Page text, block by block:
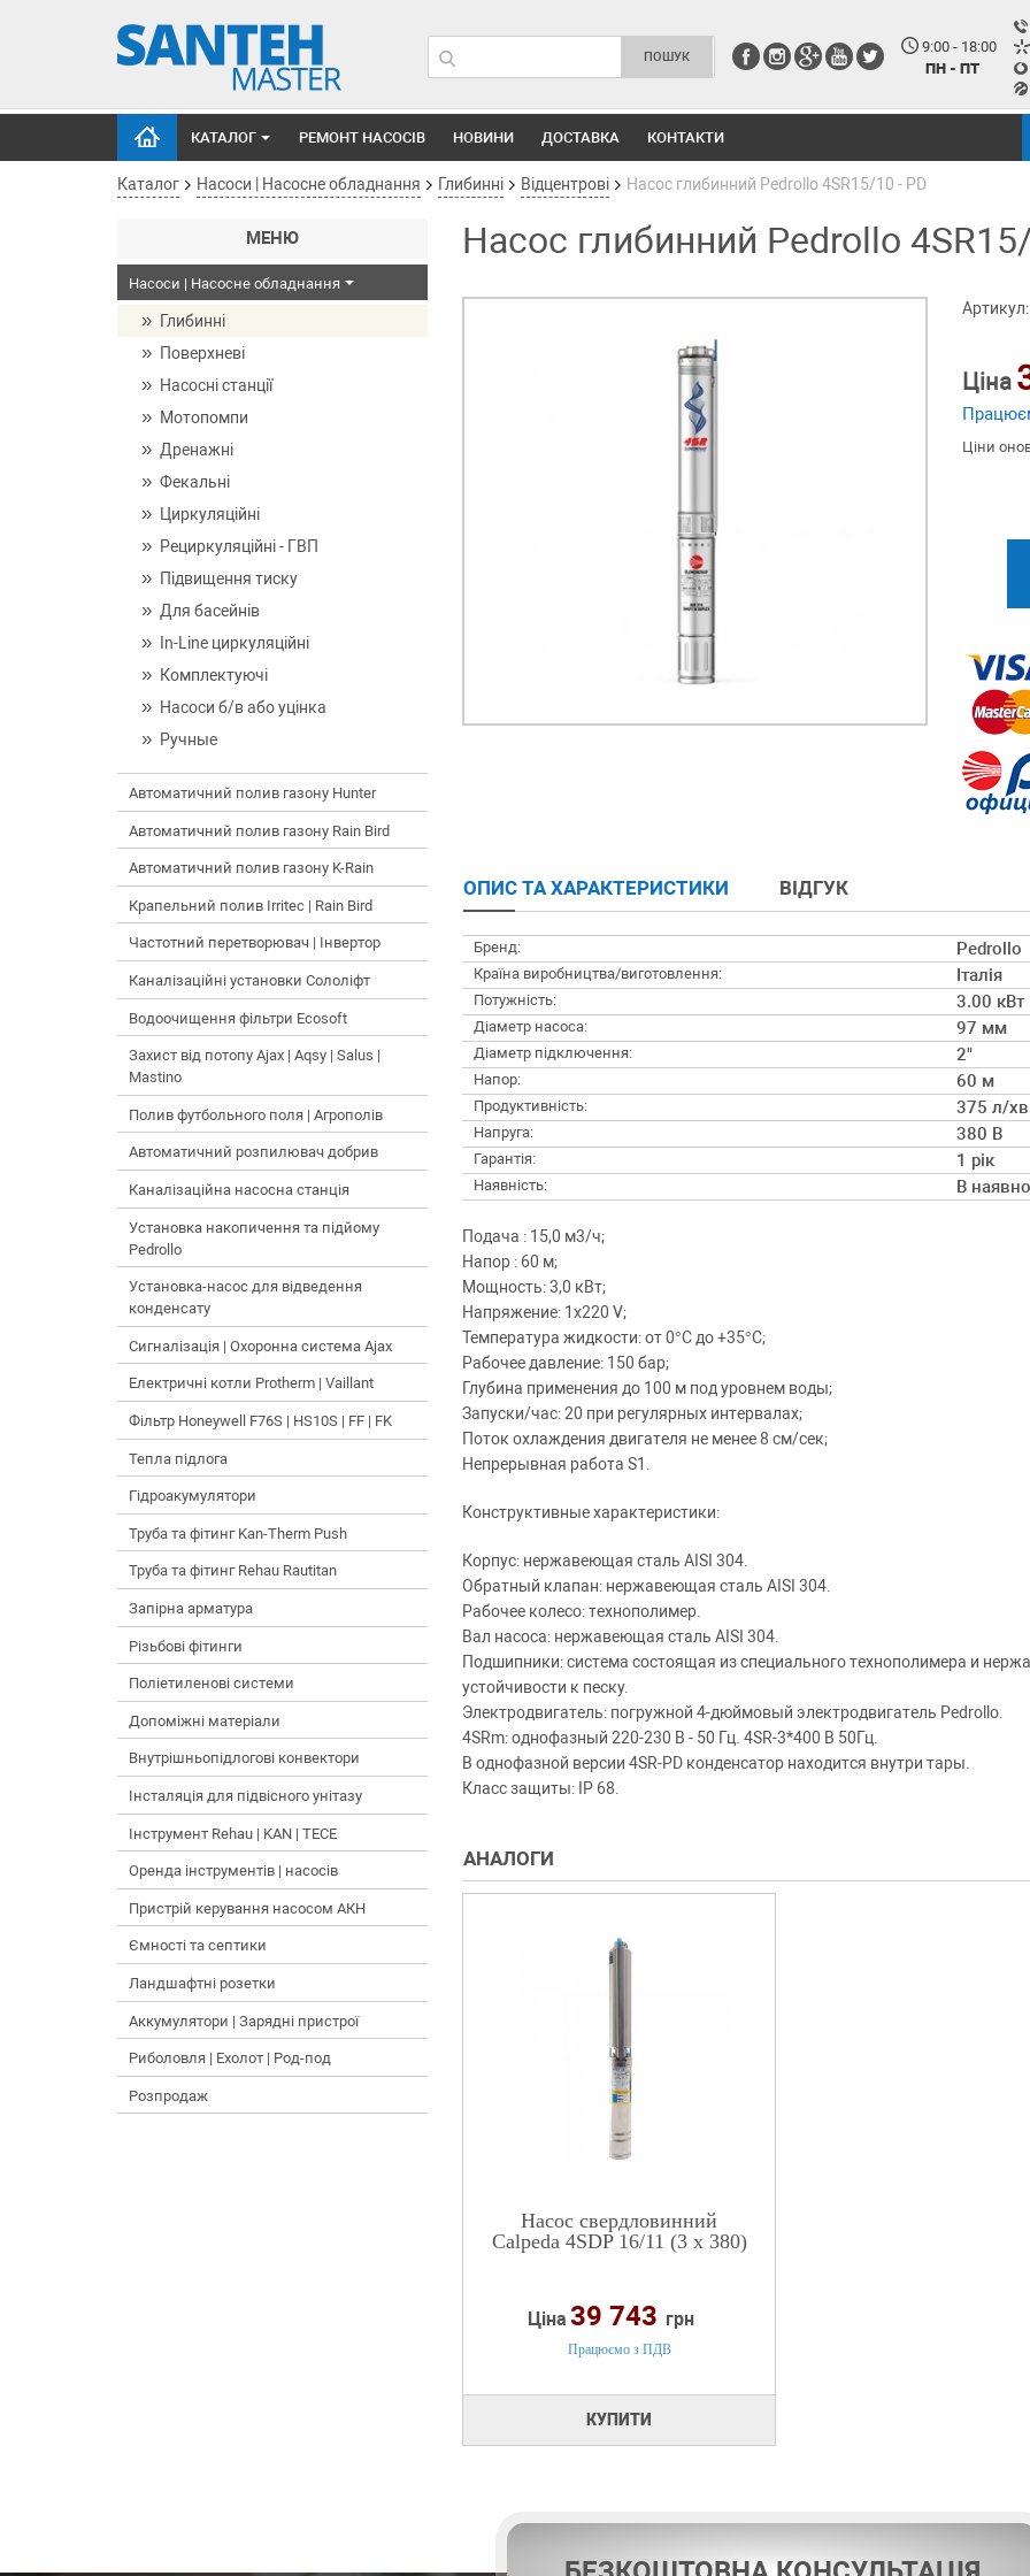
9:00 - 18:00
ПН - ПТ
КАТАЛОГ РЕМОНТ НАСОСІВ НОВИНИ ДОСТАВКА КОНТАКТИ
Каталог Насоси | Насосне обладнання Глибинні Відцентрові Насос глибинний Pedrollo 4SR15/10 - PD
МЕНЮ
Насоси | Насосне обладнання
Глибинні
Поверхневі
Насосні станції
Мотопомпи
Дренажні
Фекальні
Циркуляційні
Рециркуляційні - ГВП
Підвищення тиску
Для басейнів
In-Line циркуляційні
Комплектуючі
Насоси б/в або уцінка
Ручные
Автоматичний полив газону Hunter
Автоматичний полив газону Rain Bird
Автоматичний полив газону K-Rain
Крапельний полив Irritec | Rain Bird
Частотний перетворювач | Інвертор
Каналізаційні установки Сололіфт
Водоочищення фільтри Ecosoft
Захист від потопу Ajax | Aqsy | Salus |
Mastino
Полив футбольного поля | Агрополів
Автоматичний розпилювач добрив
Каналізаційна насосна станція
Установка накопичення та підйому
Pedrollo
Установка-насос для відведення
конденсату
Сигналізація | Охоронна система Ajax
Електричні котли Protherm | Vaillant
Фільтр Honeywell F76S | HS10S | FF | FK
Тепла підлога
Гідроакумулятори
Труба та фітинг Kan-Therm Push
Труба та фітинг Rehau Rautitan
Запірна арматура
Різьбові фітинги
Поліетиленові системи
Допоміжні матеріали
Внутрішньопідлогові конвектори
Інсталяція для підвісного унітазу
Інструмент Rehau | KAN | TECE
Оренда інструментів | насосів
Пристрій керування насосом АКН
Ємності та септики
Ландшафтні розетки
Аккумулятори | Зарядні пристрої
Риболовля | Ехолот | Род-под
Розпродаж
Насос глибинний Pedrollo
Ціна
Ціни
ОПИС ТА ХАРАКТЕРИСТИКИ ВІДГУК
Бренд: Pedrollo
Країна виробництва/виготовлення: Італія
Потужність: 3.00 кВт
Діаметр насоса: 97 мм
Діаметр підключення: 2"
Напор: 60 м
Продуктивність: 375 л/хв
Напруга: 380 В
Гарантія: 1 рік
Наявність: В
Подача : 15,0 м3/ч;
Напор : 60 м;
Мощность: 3,0 кВт;
Напряжение: 1х220 V;
Температура жидкости: от 0°С до +35°С;
Рабочее давление: 150 бар;
Глубина применения до 100 м под уровнем воды;
Запуски/час: 20 при регулярных интервалах;
Поток охлаждения двигателя не менее 8 см/сек;
Непрерывная работа S1.
Конструктивные характеристики:
Корпус: нержавеющая сталь AISI 304.
Обратный клапан: нержавеющая сталь AISI 304.
Рабочее колесо: технополимер.
Вал насоса: нержавеющая сталь AISI 304.
Подшипники: система состоящая из специального технополимера и
устойчивости к песку.
Электродвигатель: погружной 4-дюймовый электродвигатель Pedrollo.
4SRm: однофазный 220-230 В - 50 Гц. 4SR-3*400 В 50Гц.
В однофазной версии 4SR-PD конденсатор находится внутри тары.
Класс защиты: IP 68.
АНАЛОГИ
Насос свердловинний
Calpeda 4SDP 16/11 (3 х 380)
Ціна 39 743 грн
Працюємо з ПДВ
КУПИТИ